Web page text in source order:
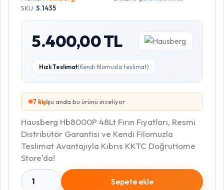
SKU: S.1435
5.400,00 TL
Hızlı Teslimat(Kendi filomuzla teslimat)
8 kişişu anda bu ürünü inceliyor
Hausberg Hb8000P 48Lt Fırın Fiyatları, Resmi
Distribütör Garantisi ve Kendi Filomuzla
Teslimat Avantajıyla Kıbrıs KKTC DoğruHome
Store'da!
1 Sepete ekle